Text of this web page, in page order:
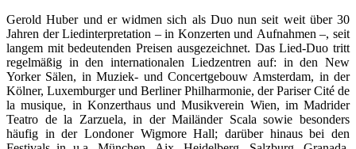
Gerold Huber und er widmen sich als Duo nun seit weit über 30
Jahren der Liedinterpretation – in Konzerten und Aufnahmen –, seit
langem mit bedeutenden Preisen ausgezeichnet. Das Lied-Duo tritt
regelmäßig in den internationalen Liedzentren auf: in den New
Yorker Sälen, in Muziek- und Concertgebouw Amsterdam, in der
Kölner, Luxemburger und Berliner Philharmonie, der Pariser Cité de
la musique, in Konzerthaus und Musikverein Wien, im Madrider
Teatro de la Zarzuela, in der Mailänder Scala sowie besonders
häufig in der Londoner Wigmore Hall; darüber hinaus bei den